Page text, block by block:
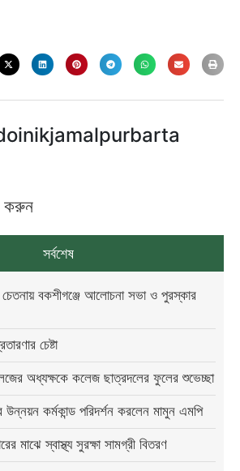
করুন
সর্বশেষ
বকশীগঞ্জে আলোচনা সভা ও পুরস্কার
চেষ্টা
অধ্যক্ষকে কলেজ ছাত্রদলের ফুলের শুভেচ্ছা
উন্নয়ন কর্মকান্ড পরিদর্শন করলেন মামুন এমপি
মাঝে স্বাস্থ্য সুরক্ষা সামগ্রী বিতরণ